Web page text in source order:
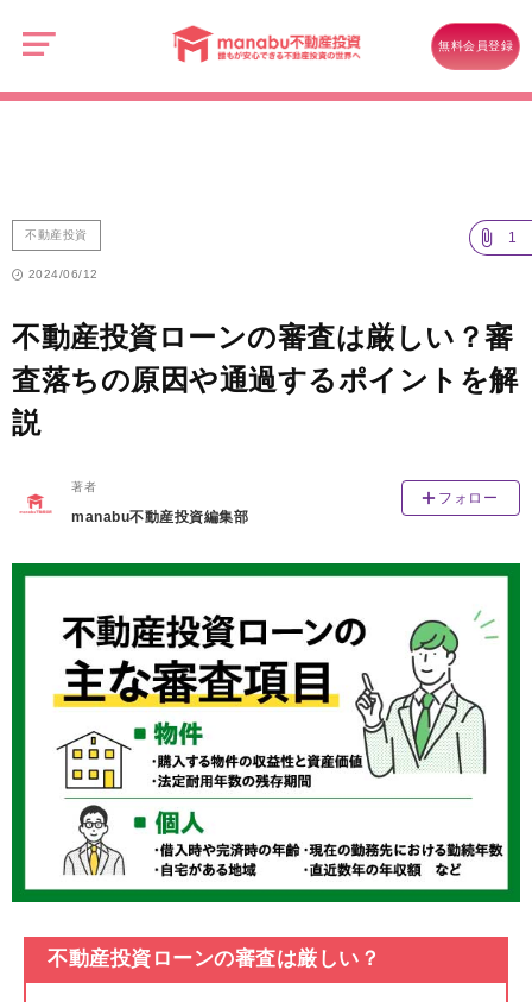
無料会員登録
不動産投資ローンの審査は厳しい？審査落ちの原因や通過するポイント
不動産投資 1
2024/06/12
不動産投資ローンの審査は厳しい？審
査落ちの原因や通過するポイントを解
説
著者
manabu不動産投資編集部
フォロー
不動産投資ローンの審査は厳しい？